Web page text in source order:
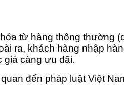
từ hàng thông thường
ra, khách hàng nhập
giá càng ưu đãi.
đến pháp luật Việt